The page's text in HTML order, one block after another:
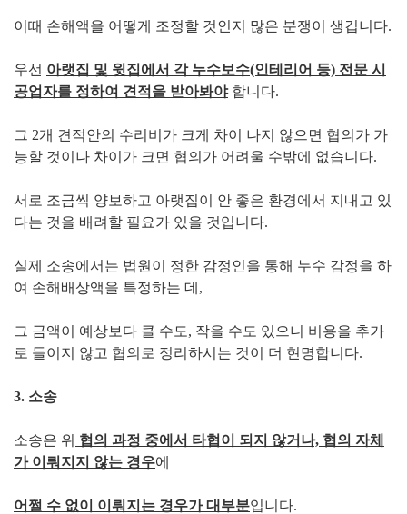
이때 손해액을 어떻게 조정할 것인지 많은 분쟁이 생깁니다.
우선 아랫집 및 윗집에서 각 누수보수(인테리어 등) 전문 시
공업자를 정하여 견적을 받아봐야합니다.
그 2개 견적안의 수리비가 크게 차이 나지 않으면 협의가 가
능할 것이나 차이가 크면 협의가 어려울 수밖에 없습니다.
서로 조금씩 양보하고 아랫집이 안 좋은 환경에서 지내고 있
다는 것을 배려할 필요가 있을 것입니다.
실제 소송에서는 법원이 정한 감정인을 통해 누수 감정을 하
여 손해배상액을 특정하는 데,
그 금액이 예상보다 클 수도, 작을 수도 있으니 비용을 추가
로 들이지 않고 협의로 정리하시는 것이 더 현명합니다.
3. 소송
소송은 위 협의 과정 중에서 타협이 되지 않거나, 협의 자체
가 이뤄지지 않는 경우에
어쩔 수 없이 이뤄지는 경우가 대부분입니다.